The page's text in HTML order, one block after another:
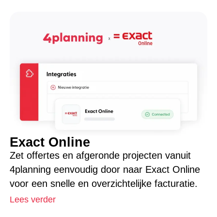
Exact Online
Zet offertes en afgeronde projecten vanuit
4planning eenvoudig door naar Exact Online
voor een snelle en overzichtelijke facturatie.
Lees verder